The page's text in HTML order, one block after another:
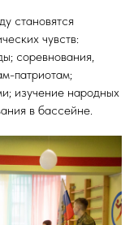
становятся
чувств:
соревнования,
патриотам;
изучение народных
в бассейне.